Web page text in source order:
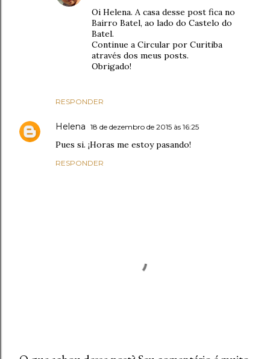
RESPONDER
Oi Helena. A casa desse post fica no
Bairro Batel, ao lado do Castelo do
Batel.
Continue a Circular por Curitiba
através dos meus posts.
Obrigado!
Helena 18 de dezembro de 2015 às 16:25
Pues si. ¡Horas me estoy pasando!
RESPONDER